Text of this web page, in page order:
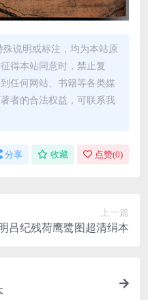
说明或标注，均为本站原
得本站同意时，禁止复
任何网站、书籍等各类媒
者的合法权益，可联系我
分享 收藏 点赞(0)
上一篇
吕纪残荷鹰鹭图超清绢本